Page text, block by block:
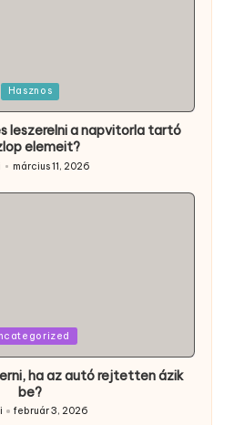
Hasznos
leszerelni a napvitorla tartó
elemeit?
március 11, 2026
ha az autó rejtetten ázik
be?
február 3, 2026